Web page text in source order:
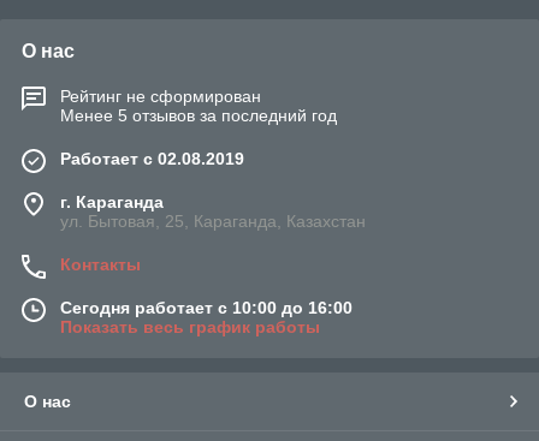
О нас
Рейтинг не сформирован
Менее 5 отзывов за последний год
Работает с 02.08.2019
г. Караганда
ул. Бытовая, 25, Караганда, Казахстан
Контакты
Сегодня работает с 10:00 до 16:00
Показать весь график работы
О нас